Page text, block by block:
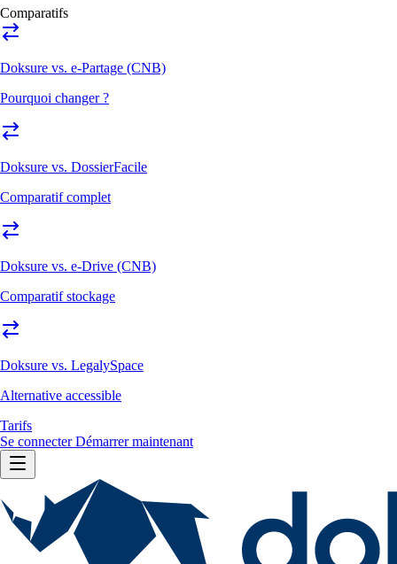
Comparatifs
Doksure vs. e-Partage (CNB)
Pourquoi changer ?
Doksure vs. DossierFacile
Comparatif complet
Doksure vs. e-Drive (CNB)
Comparatif stockage
Doksure vs. LegalySpace
Alternative accessible
Tarifs
Se connecterDémarrer maintenant